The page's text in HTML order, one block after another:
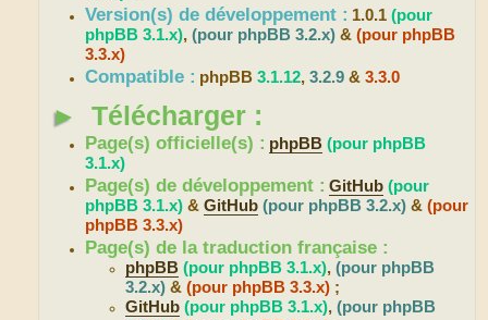
Version(s) de développement : 1.0.1(pour
phpBB 3.1.x),(pour phpBB 3.2.x) &(pour phpBB
3.3.x)
Compatible : phpBB3.1.12,3.2.9 &3.3.0
► Télécharger :
Page(s) officielle(s) : phpBB (pour phpBB
3.1.x)
Page(s) de développement : GitHub (pour
phpBB 3.1.x) &GitHub (pour phpBB 3.2.x) &(pour
phpBB 3.3.x)
Page(s) de la traduction française :
phpBB (pour phpBB 3.1.x),(pour phpBB
3.2.x) &(pour phpBB 3.3.x) ;
GitHub (pour phpBB 3.1.x),(pour phpBB